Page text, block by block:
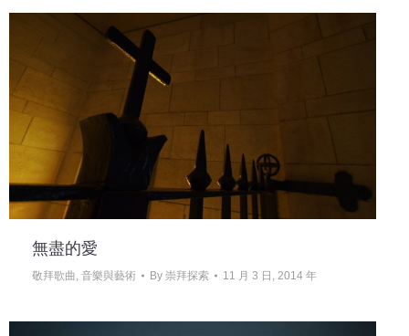
無盡的愛
敬拜歌曲, 音樂與藝術 By 崇拜探索 11 月 3 日, 2014 年